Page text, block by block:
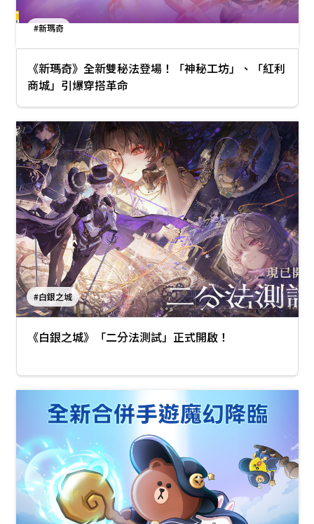
#新瑪奇
《新瑪奇》全新雙秘法登場！「神秘工坊」、「紅利
商城」引爆穿搭革命
#白銀之城
《白銀之城》「二分法測試」正式開啟！